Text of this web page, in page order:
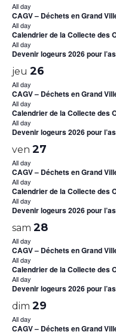
All day
CAGV – Déchets en Grand
All day
Calendrier de la Collecte des
All day
Devenir logeurs 2026 pour
jeu 26
All day
CAGV – Déchets en Grand
All day
Calendrier de la Collecte des
All day
Devenir logeurs 2026 pour
ven 27
All day
CAGV – Déchets en Grand
All day
Calendrier de la Collecte des
All day
Devenir logeurs 2026 pour
sam 28
All day
CAGV – Déchets en Grand
All day
Calendrier de la Collecte des
All day
Devenir logeurs 2026 pour
dim 29
All day
CAGV – Déchets en Grand